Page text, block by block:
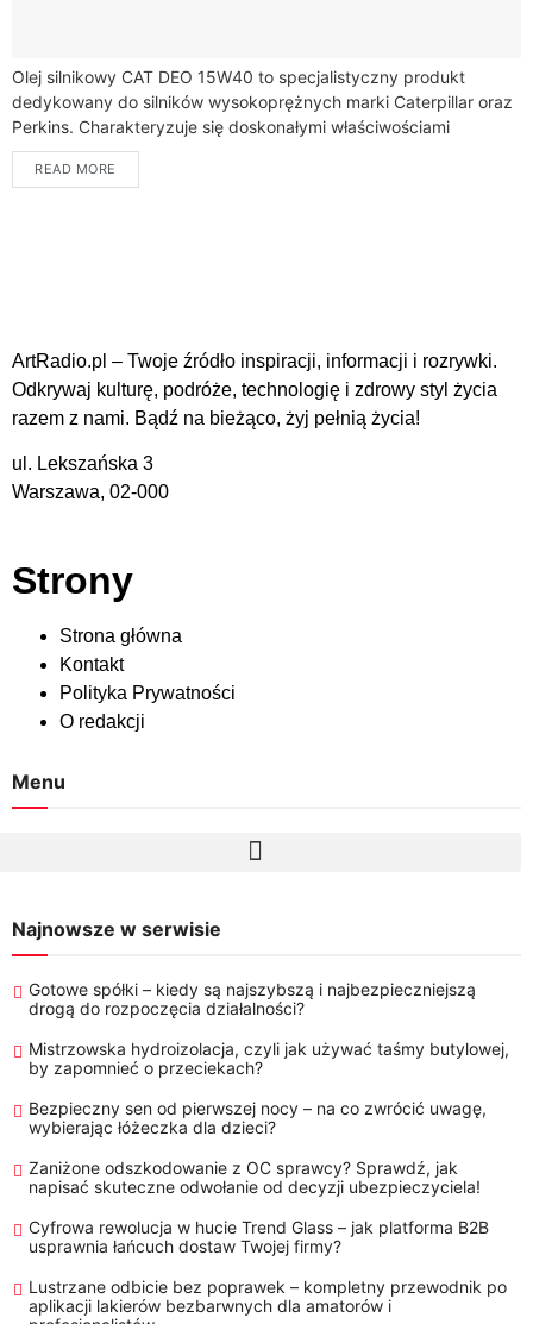
Olej silnikowy CAT DEO 15W40 to specjalistyczny produkt
dedykowany do silników wysokoprężnych marki Caterpillar oraz
Perkins. Charakteryzuje się doskonałymi właściwościami
ochronnymi, które pozwalają na ograniczenie zużycia
podzespołów oraz zabezpieczenie silnika...
READ MORE
ArtRadio.pl – Twoje źródło inspiracji, informacji i rozrywki.
Odkrywaj kulturę, podróże, technologię i zdrowy styl życia
razem z nami. Bądź na bieżąco, żyj pełnią życia!
ul. Lekszańska 3
Warszawa, 02-000
Strony
Strona główna
Kontakt
Polityka Prywatności
O redakcji
Menu
Najnowsze w serwisie
Gotowe spółki – kiedy są najszybszą i najbezpieczniejszą
drogą do rozpoczęcia działalności?
Mistrzowska hydroizolacja, czyli jak używać taśmy butylowej,
by zapomnieć o przeciekach?
Bezpieczny sen od pierwszej nocy – na co zwrócić uwagę,
wybierając łóżeczka dla dzieci?
Zaniżone odszkodowanie z OC sprawcy? Sprawdź, jak
napisać skuteczne odwołanie od decyzji ubezpieczyciela!
Cyfrowa rewolucja w hucie Trend Glass – jak platforma B2B
usprawnia łańcuch dostaw Twojej firmy?
Lustrzane odbicie bez poprawek – kompletny przewodnik po
aplikacji lakierów bezbarwnych dla amatorów i